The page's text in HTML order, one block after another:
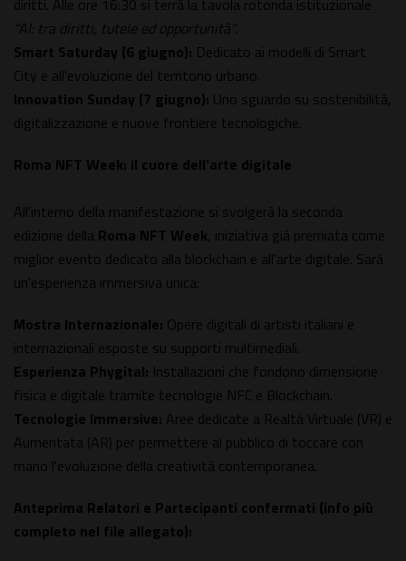
diritti. Alle ore 16:30 si terrà la tavola rotonda istituzionale
"AI: tra diritti, tutele ed opportunità" .
Smart Saturday (6 giugno): Dedicato ai modelli di Smart
City e all'evoluzione del territorio urbano.
Innovation Sunday (7 giugno): Uno sguardo su sostenibilità,
digitalizzazione e nuove frontiere tecnologiche.
Roma NFT Week: il cuore dell'arte digitale
All'interno della manifestazione si svolgerà la seconda
edizione della Roma NFT Week, iniziativa già premiata come
miglior evento dedicato alla blockchain e all'arte digitale. Sarà
un'esperienza immersiva unica:
Mostra Internazionale: Opere digitali di artisti italiani e
internazionali esposte su supporti multimediali.
Esperienza Phygital: Installazioni che fondono dimensione
fisica e digitale tramite tecnologie NFC e Blockchain.
Tecnologie Immersive: Aree dedicate a Realtà Virtuale (VR) e
Aumentata (AR) per permettere al pubblico di toccare con
mano l'evoluzione della creatività contemporanea.
Anteprima Relatori e Partecipanti confermati (info più
completo nel file allegato):